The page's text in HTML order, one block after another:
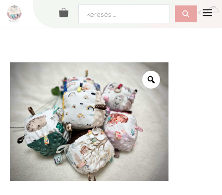
Kilépés
Search
...